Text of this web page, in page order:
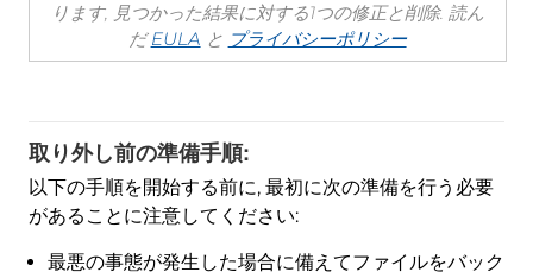
ります, 見つかった結果に対する1つの修正と削除. 読ん
だEULA と プライバシーポリシー
取り外し前の準備手順:
以下の手順を開始する前に, 最初に次の準備を行う必要
があることに注意してください:
最悪の事態が発生した場合に備えてファイルをバック